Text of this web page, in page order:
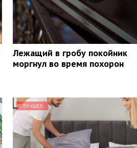
Лежащий в гробу покойник
моргнул во время похорон
ЛУЧШЕЕ